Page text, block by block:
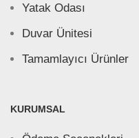
Yatak Odası
Duvar Ünitesi
Tamamlayıcı Ürünler
KURUMSAL